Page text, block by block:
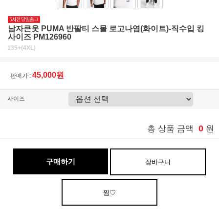
남자큰옷 PUMA 반팔티 스몰 로고나염(화이트)-직수입 킹
사이즈 PM126960
135+(4XL)
판매가 : 45,000원
사이즈
총 상품 금액 0 원
구매하기 장바구니
찜♡